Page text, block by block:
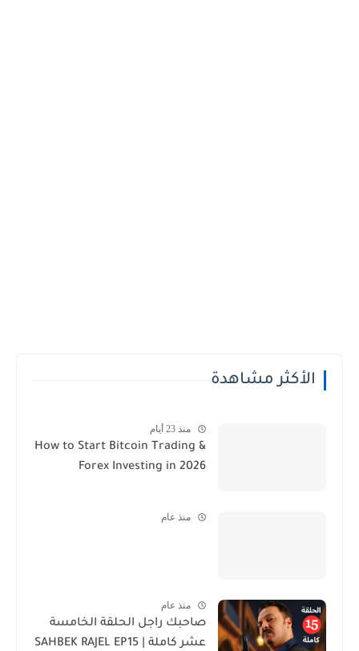
الأكثر مشاهدة
منذ 23 أيام
How to Start Bitcoin Trading &
Forex Investing in 2026
منذ عام
منذ عام
صاحبك راجل الحلقة الخامسة
عشر كاملة | SAHBEK RAJEL EP15